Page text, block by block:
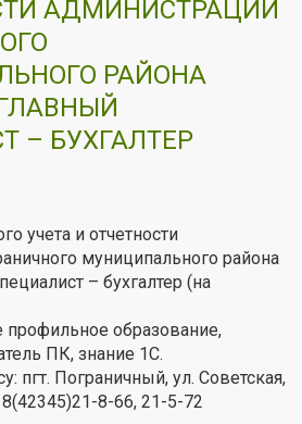
АДМИНИСТРАЦИИ
РАЙОНА
– БУХГАЛТЕР
учета и отчетности
муниципального района
– бухгалтер (на
образование,
ПК, знание 1С.
пгт. Пограничный, ул. Советская,
8(42345)21-8-66, 21-5-72